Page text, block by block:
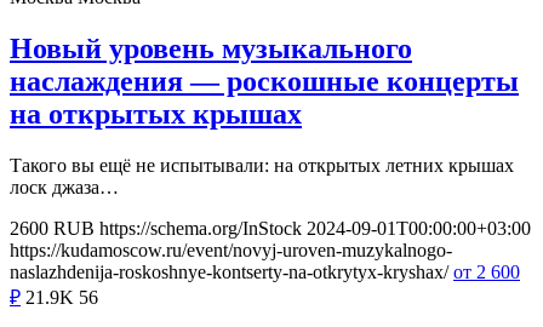
Новый уровень музыкального
наслаждения — роскошные концерты
на открытых крышах
Такого вы ещё не испытывали: на открытых летних крышах
лоск джаза…
2600 RUB https://schema.org/InStock 2024-09-01T00:00:00+03:00
https://kudamoscow.ru/event/novyj-uroven-muzykalnogo-
naslazhdenija-roskoshnye-kontserty-na-otkrytyx-kryshax/ от 2 600
₽ 21.9K 56